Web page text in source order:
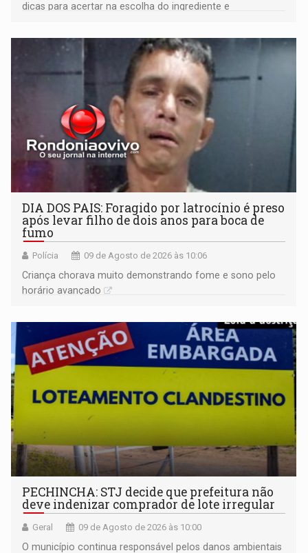
dicas para acertar na escolha do ingrediente e
DIA DOS PAIS: Foragido por latrocínio é preso
após levar filho de dois anos para boca de
fumo
Polícia 09 de Agosto de 2026 às 10:06
Criança chorava muito demonstrando fome e sono pelo
horário avançado
PECHINCHA: STJ decide que prefeitura não
deve indenizar comprador de lote irregular
Geral 09 de Agosto de 2026 às 10:00
O município continua responsável pelos danos ambientais